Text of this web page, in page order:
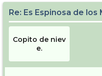
Re: Es Espinosa de
Copito de niev
e.